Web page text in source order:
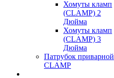
Хомуты кламп
(CLAMP) 2
Дюйма
Хомуты кламп
(CLAMP) 3
Дюйма
Патрубок приварной
CLAMP